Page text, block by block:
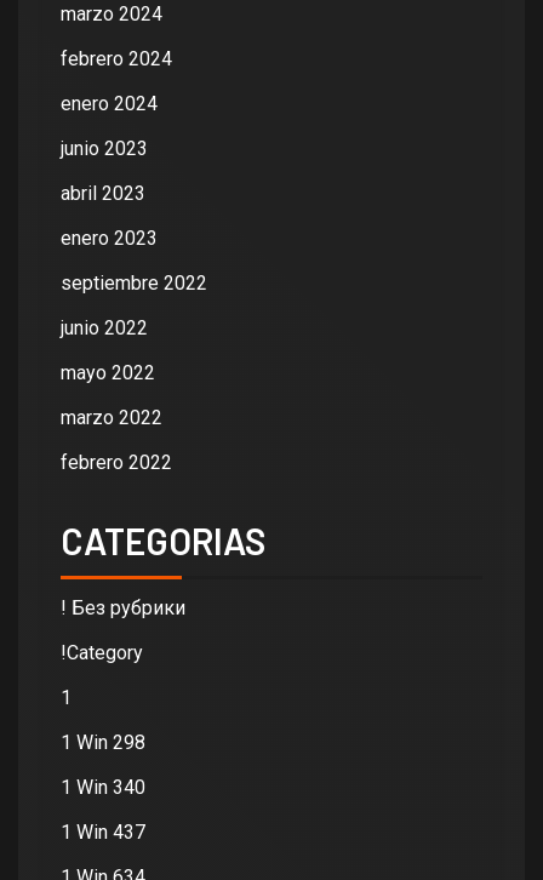
marzo 2024
febrero 2024
enero 2024
junio 2023
abril 2023
enero 2023
septiembre 2022
junio 2022
mayo 2022
marzo 2022
febrero 2022
CATEGORIAS
! Без рубрики
!Category
1
1 Win 298
1 Win 340
1 Win 437